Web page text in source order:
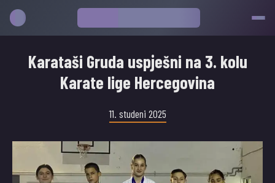
Karataši Gruda uspješni na 3. kolu
Karate lige Hercegovina
11. studeni 2025